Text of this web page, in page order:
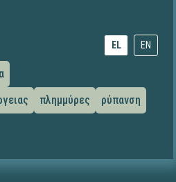
EL EN
πλημμύρες ρύπανση